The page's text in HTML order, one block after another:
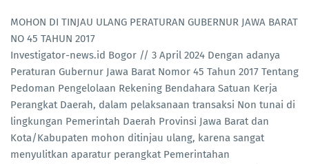
MOHON DI TINJAU ULANG PERATURAN GUBERNUR JAWA BARAT
NO 45 TAHUN 2017
Investigator-news.id Bogor // 3 April 2024 Dengan adanya
Peraturan Gubernur Jawa Barat Nomor 45 Tahun 2017 Tentang
Pedoman Pengelolaan Rekening Bendahara Satuan Kerja
Perangkat Daerah, dalam pelaksanaan transaksi Non tunai di
lingkungan Pemerintah Daerah Provinsi Jawa Barat dan
Kota/Kabupaten mohon ditinjau ulang, karena sangat
menyulitkan aparatur perangkat Pemerintahan